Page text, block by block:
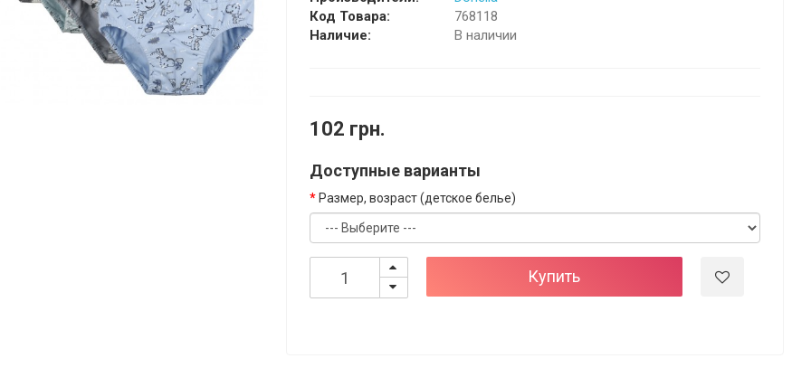
Код Товара:
768118
Наличие:
В наличии
102 грн.
Доступные варианты
Размер, возраст (детское белье)
Купить